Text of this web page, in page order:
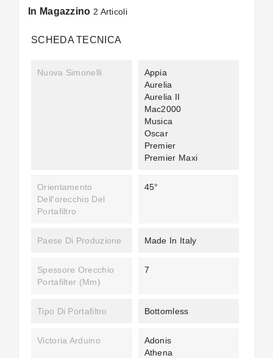
In Magazzino 2 Articoli
SCHEDA TECNICA
Nuova Simonelli
Appia
Aurelia
Aurelia II
Mac2000
Musica
Oscar
Premier
Premier Maxi
Orientamento
Dell'orecchio Del
Portafiltro
45°
Paese Di Produzione Made In Italy
Spessore Orecchio
Portafilter (mm)
7
Tipo Di Portafiltro Bottomless
Victoria Arduino
Adonis
Athena